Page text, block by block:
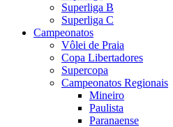
Superliga B
Superliga C
Campeonatos
Vôlei de Praia
Copa Libertadores
Supercopa
Campeonatos Regionais
Mineiro
Paulista
Paranaense